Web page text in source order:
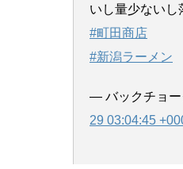
いし量少ないし
#町田商店
#新潟ラーメン
— バックチョー
29 03:04:45